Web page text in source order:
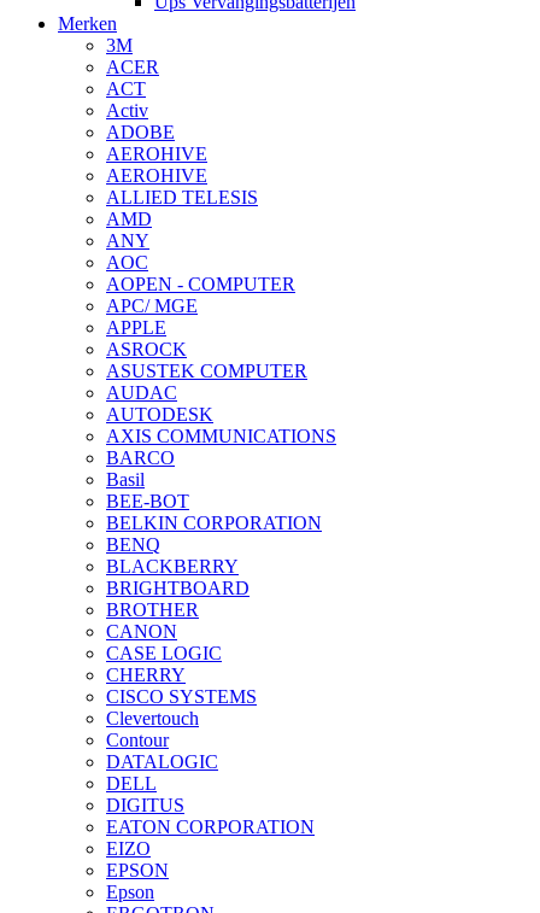
Merken
3M
ACER
ACT
Activ
ADOBE
AEROHIVE
AEROHIVE
ALLIED TELESIS
AMD
ANY
AOC
AOPEN - COMPUTER
APC/ MGE
APPLE
ASROCK
ASUSTEK COMPUTER
AUDAC
AUTODESK
AXIS COMMUNICATIONS
BARCO
Basil
BEE-BOT
BELKIN CORPORATION
BENQ
BLACKBERRY
BRIGHTBOARD
BROTHER
CANON
CASE LOGIC
CHERRY
CISCO SYSTEMS
Clevertouch
Contour
DATALOGIC
DELL
DIGITUS
EATON CORPORATION
EIZO
EPSON
Epson